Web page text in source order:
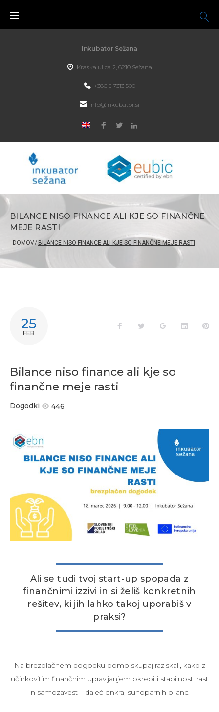
Inkubator Sežana
Kraška ulica 2, 6210 Sežana
+386 5 7313 500
info@inkubator.si
BILANCE NISO FINANCE ALI KJE SO FINANČNE
MEJE RASTI
DOMOV/ BILANCE NISO FINANCE ALI KJE SO FINANČNE MEJE RASTI
25
FEB
Bilance niso finance ali kje so
finančne meje rasti
Dogodki 446
Ali se tudi tvoj start-up spopada z
finančnimi izzivi in si želiš konkretnih
rešitev, ki jih lahko takoj uporabiš v
praksi?
Na brezplačnem dogodku bomo skupaj raziskali, kako z
učinkovitim finančnim upravljanjem okrepiti stabilnost, rast
in samozavest – daleč onkraj suhoparnih bilanc.